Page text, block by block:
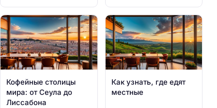
Кофейные столицы
мира: от Сеула до
Лиссабона
Как узнать, где едят
местные